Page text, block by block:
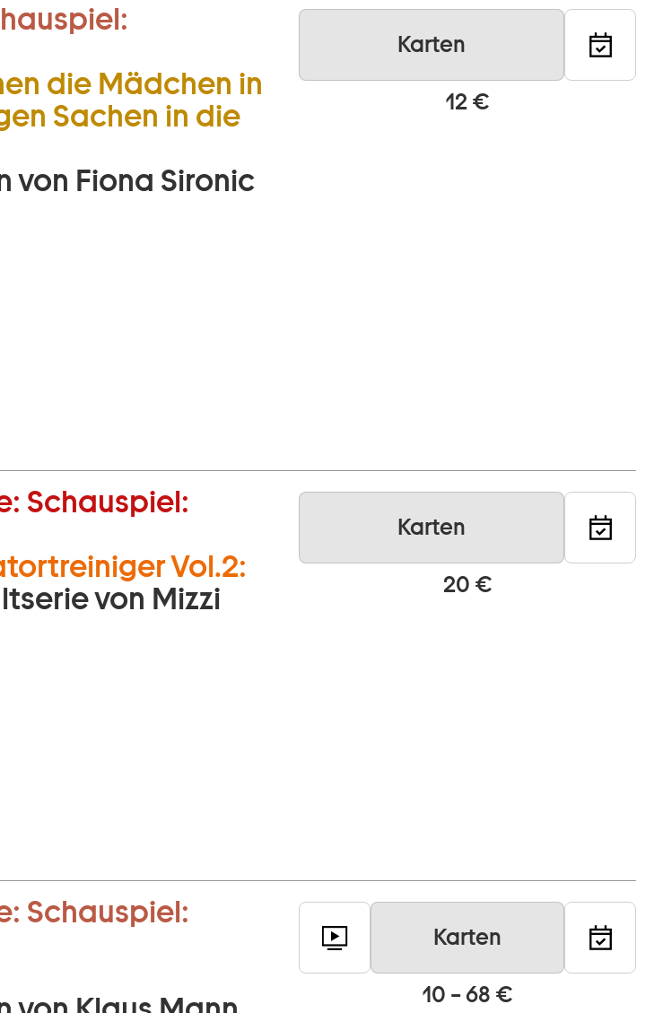
die Mädchen in
Sachen in die
von Fiona Sironic
Karten
12 €
Schauspiel:
Vol.2:
von Mizzi
Karten
20 €
Schauspiel:
Karten
10 – 68 €